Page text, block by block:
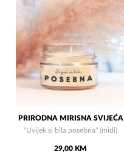
PRIRODNA MIRISNA SVIJEĆA
"Uvijek si bila posebna" (midi)
29,00 KM